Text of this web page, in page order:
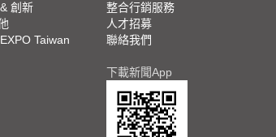
創新
Taiwan
整合行銷服務
人才招募
聯絡我們
下載新聞App